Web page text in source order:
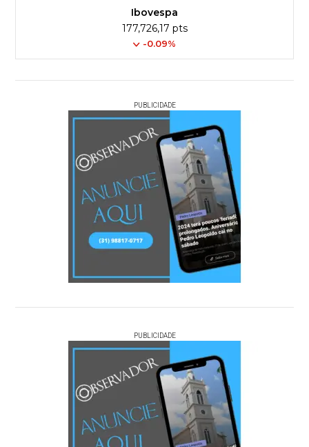
Ibovespa
177,726,17 pts
-0.09%
PUBLICIDADE
PUBLICIDADE